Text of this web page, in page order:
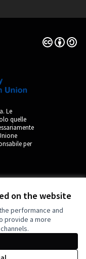
on the website
performance and
provide a more
Licenza
Le
quelle
per